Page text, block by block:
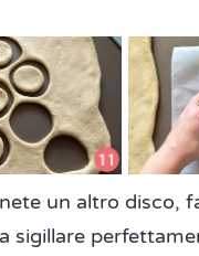
un altro disco,
sigillare